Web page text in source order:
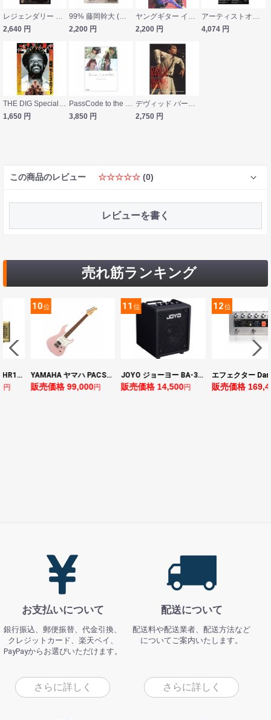
レジェンダリー ドラマー 特集 コージー・パウエル〜永遠のロック ドラム ヒーロー〜 増補改訂版 シンコーミュージック
2,640 円
99% 藤岡幹大 (仮) シンコーミュージック
2,200 円
ヤングギター インタビューズ ポール・ギルバート vol.1 シンコーミュージック
2,200 円
アーティストオフィシャルブック Mary's Blood ヤマハミュージックメディア
4,074 円
THE DIG Special Edition アース・ウィンド＆ファイアー シンコーミュージック
1,650 円
PassCode to the light リットーミュージック
3,850 円
デヴィッド バーン／トーキング・ヘッズ アルバム・ガイド＆アーカイヴス シンコーミュージック
2,750 円
この商品のレビュー ☆☆☆☆☆ (0)
レビューを書く
売れ筋ランキング
YAMAHA ヤマハ PACS+12 ASP Pacifica Standard Plus パシフィカスタンダードプラス エレキギター
円
11位
JOYO ジョーヨー BA-30 VIBE CUBE BLK 30W 小型ベースアンプ Bluetooth+OTGオーディオI/F搭載
販売価格 14,500円
12位
エフェクター Darkglass Electronics Anagram ベースエフェクター プリアンプ ダークグラス アナグラム
販売価格 169,400
13位
販売価格
お支払いについて
銀行振込、郵便振替、代金引換、
クレジットカード、楽天ペイ、
PayPayからお選びいただけます。
さらに詳しく
配送について
配送料や配送業者、配送方法など
についてご案内いたします。
さらに詳しく